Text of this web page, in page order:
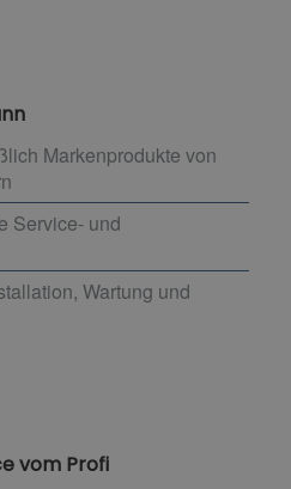
Markenprodukte von
Service- und
Wartung und
vom Profi